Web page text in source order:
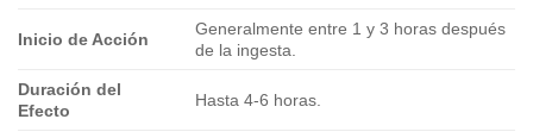
Inicio de Acción
Generalmente entre 1 y 3 horas después
de la ingesta.
Duración del
Efecto
Hasta 4-6 horas.